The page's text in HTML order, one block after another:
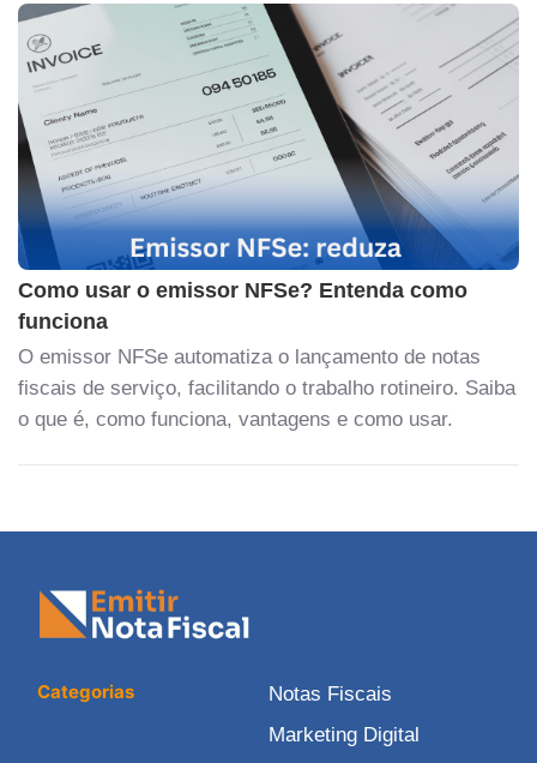
Como usar o emissor NFSe? Entenda como
funciona
O emissor NFSe automatiza o lançamento de notas
fiscais de serviço, facilitando o trabalho rotineiro. Saiba
o que é, como funciona, vantagens e como usar.
Categorias
Notas Fiscais
Marketing Digital